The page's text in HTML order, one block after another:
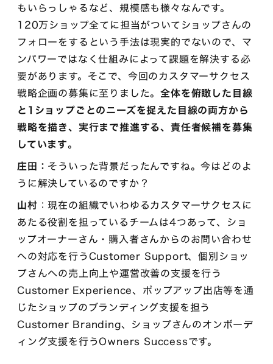
もいらっしゃるなど、規模感も様々なんです。
120万ショップ全てに担当がついてショップさんの
フォローをするという手法は現実的でないので、マ
ンパワーではなく仕組みによって課題を解決する必
要があります。そこで、今回のカスタマーサクセス
戦略企画の募集に至りました。全体を俯瞰した目線
と1ショップごとのニーズを捉えた目線の両方から
戦略を描き、実行まで推進する、責任者候補を募集
しています。
庄田： そういった背景だったんですね。今はどのよ
うに解決しているのですか？
山村 ：現在の組織でいわゆるカスタマーサクセスに
あたる役割を担っているチームは4つあって、ショ
ップオーナーさん・購入者さんからのお問い合わせ
への対応を行うCustomer Support、個別ショッ
プさんへの売上向上や運営改善の支援を行う
Customer Experience、ポップアップ出店等を通
じたショップのブランディング支援を担う
Customer Branding、ショップさんのオンボーデ
ィング支援を行うOwners Successです。